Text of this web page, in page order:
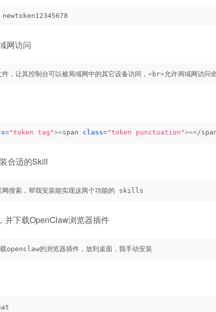
newtoken12345678
网访问
件，让其控制台可以被局域网中的其它设备访间， <br>允许局域网访
="token tag"><span class="token punctuation"><</
合适的Skill
网搜索，帮我安装能实现这两个功能的 skills
并下载OpenClaw浏览器插件
openclaw的浏览器插件，放到桌面，我手动安装